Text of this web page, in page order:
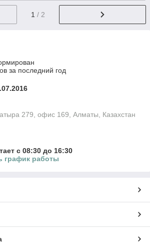
1 / 2
за последний год
279, офис 169, Алматы, Казахстан
с 08:30 до 16:30
график работы